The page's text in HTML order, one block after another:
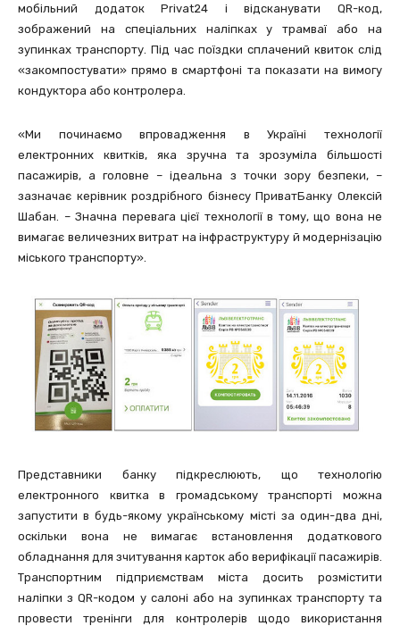
мобільний додаток Privat24 і відсканувати QR-код,
зображений на спеціальних наліпках у трамваї або на
зупинках транспорту. Під час поїздки сплачений квиток слід
«закомпостувати» прямо в смартфоні та показати на вимогу
кондуктора або контролера.
«Ми починаємо впровадження в Україні технології
електронних квитків, яка зручна та зрозуміла більшості
пасажирів, а головне – ідеальна з точки зору безпеки, –
зазначає керівник роздрібного бізнесу ПриватБанку Олексій
Шабан. – Значна перевага цієї технології в тому, що вона не
вимагає величезних витрат на інфраструктуру й модернізацію
міського транспорту».
Представники банку підкреслюють, що технологію
електронного квитка в громадському транспорті можна
запустити в будь-якому українському місті за один-два дні,
оскільки вона не вимагає встановлення додаткового
обладнання для зчитування карток або верифікації пасажирів.
Транспортним підприємствам міста досить розмістити
наліпки з QR-кодом у салоні або на зупинках транспорту та
провести тренінги для контролерів щодо використання